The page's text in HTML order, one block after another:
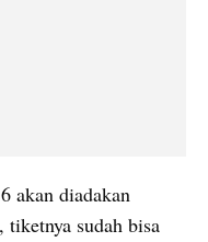
akan diadakan
sudah bisa